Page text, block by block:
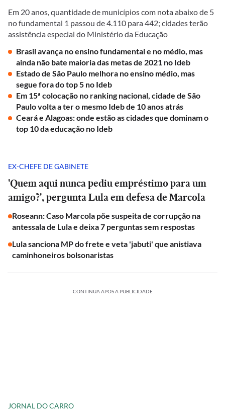
Em 20 anos, quantidade de municípios com nota abaixo de 5
no fundamental 1 passou de 4.110 para 442; cidades terão
assistência especial do Ministério da Educação
Brasil avança no ensino fundamental e no médio, mas
ainda não bate maioria das metas de 2021 no Ideb
Estado de São Paulo melhora no ensino médio, mas
segue fora do top 5 no Ideb
Em 15ª colocação no ranking nacional, cidade de São
Paulo volta a ter o mesmo Ideb de 10 anos atrás
Ceará e Alagoas: onde estão as cidades que dominam o
top 10 da educação no Ideb
EX-CHEFE DE GABINETE
'Quem aqui nunca pediu empréstimo para um
amigo?', pergunta Lula em defesa de Marcola
Roseann: Caso Marcola põe suspeita de corrupção na
antessala de Lula e deixa 7 perguntas sem respostas
Lula sanciona MP do frete e veta 'jabuti' que anistiava
caminhoneiros bolsonaristas
CONTINUA APÓS A PUBLICIDADE
JORNAL DO CARRO